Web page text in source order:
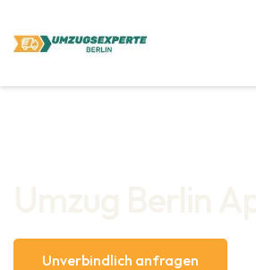
Unverbindlich anfragen